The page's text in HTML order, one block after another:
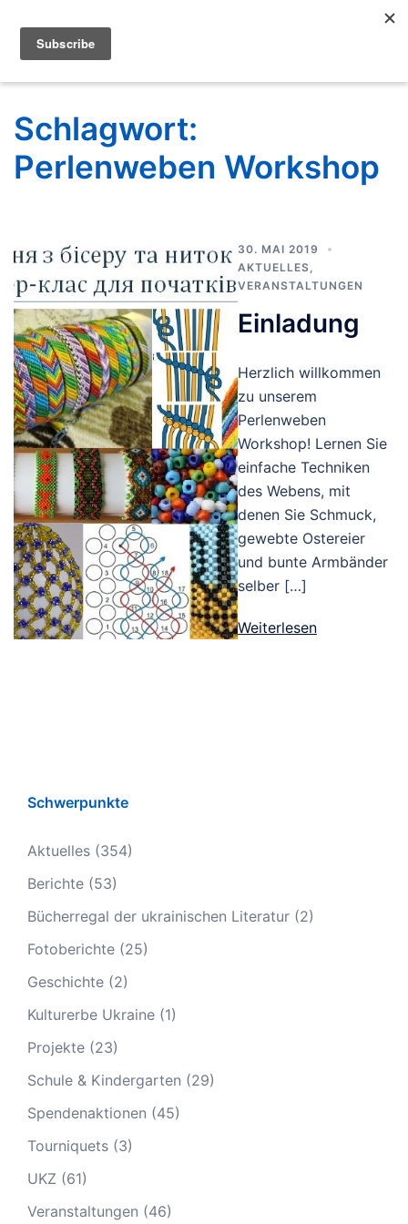
Schlagwort:
Perlenweben Workshop
30. MAI 2019
AKTUELLES
VERANSTALTUNGEN
Einladung
Herzlich willkommen
zu unserem
Perlenweben
Workshop! Lernen Sie
einfache Techniken
des Webens, mit
denen Sie Schmuck,
gewebte Ostereier
und bunte Armbänder
selber […]
Weiterlesen
Schwerpunkte
Aktuelles (354)
Berichte (53)
Bücherregal der ukrainischen Literatur (2)
Fotoberichte (25)
Geschichte (2)
Kulturerbe Ukraine (1)
Projekte (23)
Schule & Kindergarten (29)
Spendenaktionen (45)
Tourniquets (3)
UKZ (61)
Veranstaltungen (46)